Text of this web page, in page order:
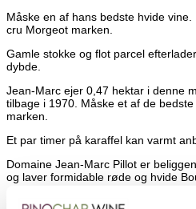
Måske en af hans bedste hvide vine.
cru Morgeot marken.
Gamle stokke og flot parcel
dybde.
Jean-Marc ejer 0,47 hektar i denne
tilbage i 1970. Måske et af de
marken.
Et par timer på karaffel kan varmt
Domaine Jean-Marc Pillot er
og laver formidable røde og hvide
Det er mange år siden man har